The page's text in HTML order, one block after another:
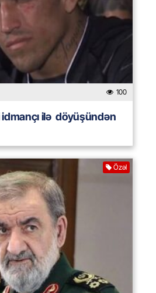
100
ilə döyüşündən
Özəl